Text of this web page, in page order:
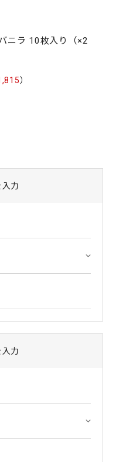
ニラ 10枚入り（×2
）
力
力